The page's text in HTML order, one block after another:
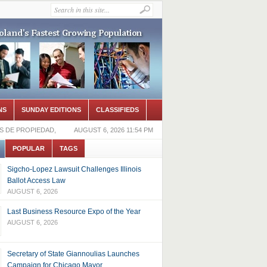
SUNDAY EDITIONS CLASSIFIEDS
AUGUST 6, 2026 11:54 PM
DE PROPIEDAD,
POPULAR TAGS
Sigcho-Lopez Lawsuit Challenges Illinois
Ballot Access Law
AUGUST 6, 2026
Last Business Resource Expo of the Year
AUGUST 6, 2026
Secretary of State Giannoulias Launches
Campaign for Chicago Mayor